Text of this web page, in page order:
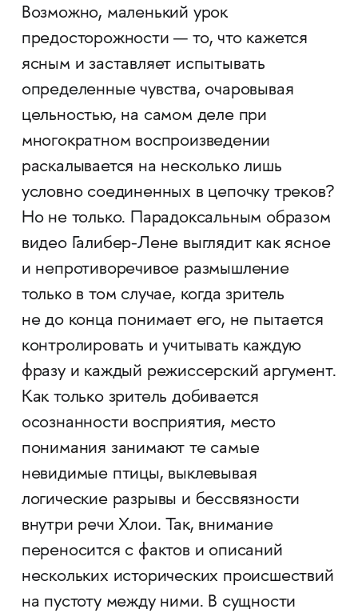
Возможно, маленький урок
предосторожности — то, что кажется
ясным и заставляет испытывать
определенные чувства, очаровывая
цельностью, на самом деле при
многократном воспроизведении
раскалывается на несколько лишь
условно соединенных в цепочку треков?
Но не только. Парадоксальным образом
видео Галибер-Лене выглядит как ясное
и непротиворечивое размышление
только в том случае, когда зритель
не до конца понимает его, не пытается
контролировать и учитывать каждую
фразу и каждый режиссерский аргумент.
Как только зритель добивается
осознанности восприятия, место
понимания занимают те самые
невидимые птицы, выклевывая
логические разрывы и бессвязности
внутри речи Хлои. Так, внимание
переносится с фактов и описаний
нескольких исторических происшествий
на пустоту между ними. В сущности